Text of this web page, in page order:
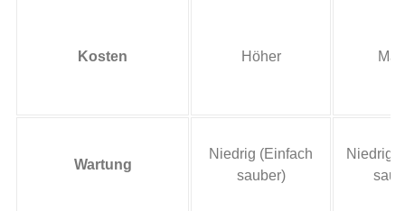
Kosten Höher
Wartung
Niedrig (Einfach
sauber)
Niedrig